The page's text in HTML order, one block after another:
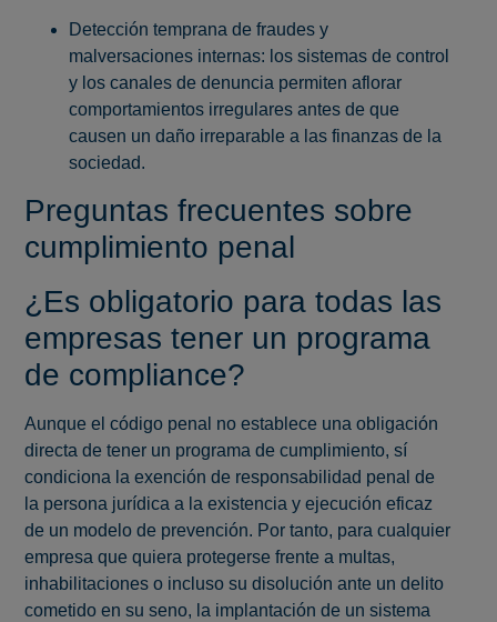
Detección temprana de fraudes y
malversaciones internas: los sistemas de control
y los canales de denuncia permiten aflorar
comportamientos irregulares antes de que
causen un daño irreparable a las finanzas de la
sociedad.
Preguntas frecuentes sobre
cumplimiento penal
¿Es obligatorio para todas las
empresas tener un programa
de compliance?
Aunque el código penal no establece una obligación
directa de tener un programa de cumplimiento, sí
condiciona la exención de responsabilidad penal de
la persona jurídica a la existencia y ejecución eficaz
de un modelo de prevención. Por tanto, para cualquier
empresa que quiera protegerse frente a multas,
inhabilitaciones o incluso su disolución ante un delito
cometido en su seno, la implantación de un sistema